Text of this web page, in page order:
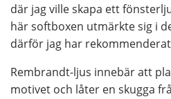
där jag ville skapa ett
här softboxen utmärkte sig i
därför jag har
Rembrandt-ljus innebär att
motivet och låter en skugga